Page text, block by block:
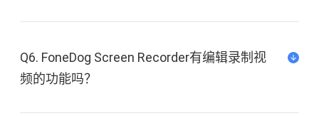
Q6. FoneDog Screen Recorder有编辑录制视
频的功能吗？